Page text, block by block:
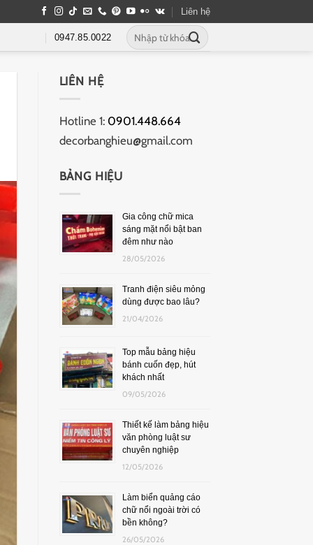
Liên hệ
0947.85.0022
LIÊN HỆ
Hotline 1: 0901.448.664
decorbanghieu@gmail.com
BẢNG HIỆU
Gia công chữ mica
sáng mặt nổi bật ban
đêm như nào
28/05/2026
Tranh điện siêu mỏng
dùng được bao lâu?
21/04/2026
Top mẫu bảng hiệu
bánh cuốn đẹp, hút
khách nhất
09/05/2026
Thiết kế làm bảng hiệu
văn phòng luật sư
chuyên nghiệp
12/05/2026
Làm biển quảng cáo
chữ nổi ngoài trời có
bền không?
26/05/2026